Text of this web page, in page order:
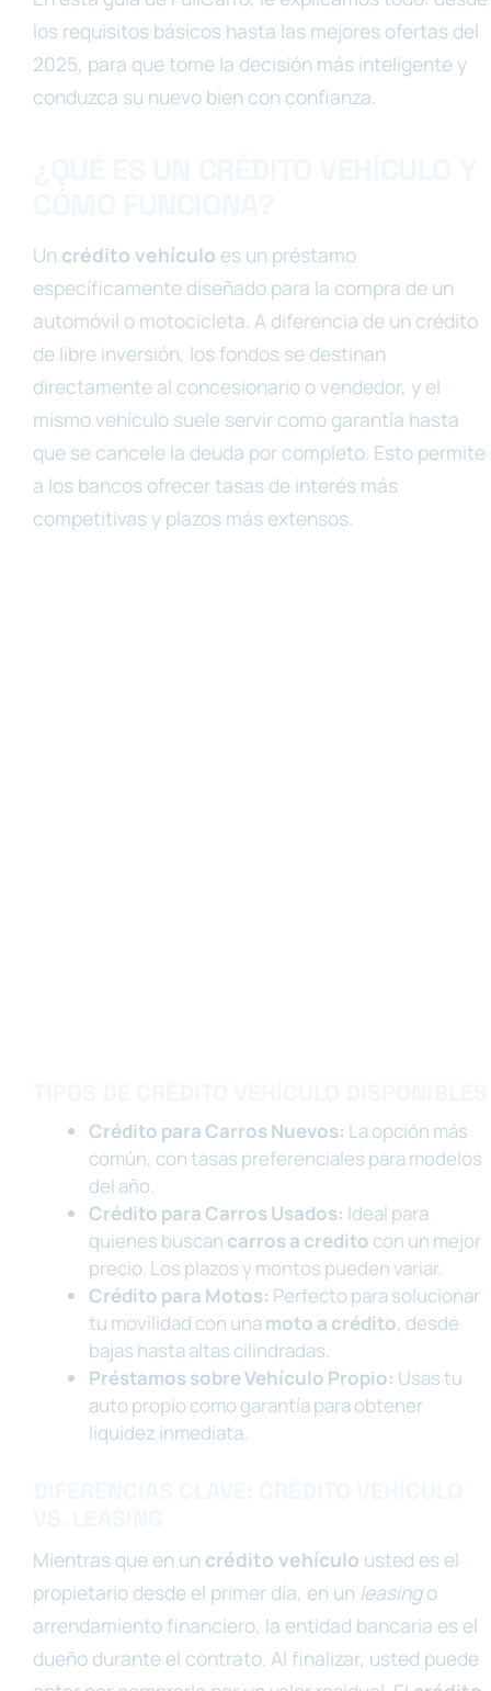
los requisitos básicos hasta las mejores ofertas del
2025, para que tome la decisión más inteligente y
conduzca su nuevo bien con confianza.
Un crédito vehículo es un préstamo
específicamente diseñado para la compra de un
automóvil o motocicleta. A diferencia de un crédito
de libre inversión, los fondos se destinan
directamente al concesionario o vendedor, y el
mismo vehículo suele servir como garantía hasta
que se cancele la deuda por completo. Esto permite
a los bancos ofrecer tasas de interés más
competitivas y plazos más extensos.
Crédito para Carros Nuevos: La opción más
común, con tasas preferenciales para modelos
del año.
Crédito para Carros Usados: Ideal para
quienes buscan carros a credito con un mejor
precio. Los plazos y montos pueden variar.
Crédito para Motos: Perfecto para solucionar
tu movilidad con una moto a crédito, desde
bajas hasta altas cilindradas.
Préstamos sobre Vehículo Propio: Usas tu
auto propio como garantía para obtener
liquidez inmediata.
Mientras que en un crédito vehículo usted es el
propietario desde el primer día, en un leasingo
arrendamiento financiero, la entidad bancaria es el
dueño durante el contrato. Al finalizar, usted puede